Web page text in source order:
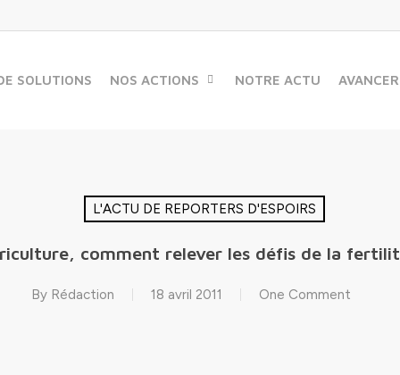
SOLUTIONS NOS ACTIONS NOTRE ACTU
L'ACTU DE REPORTERS D'ESPOIRS
comment relever les défis de la
By Rédaction 18 avril 2011 One Comment